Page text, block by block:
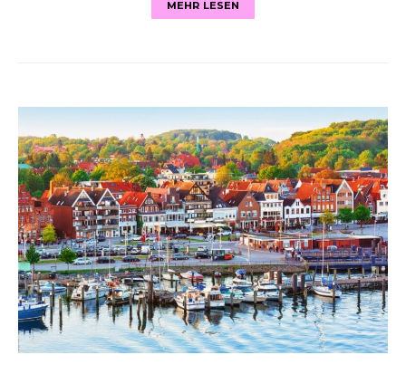
MEHR LESEN